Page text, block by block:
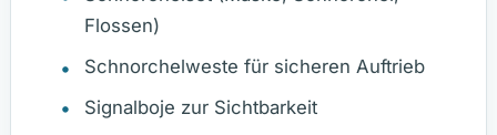
Flossen)
Schnorchelweste für sicheren Auftrieb
Signalboje zur Sichtbarkeit